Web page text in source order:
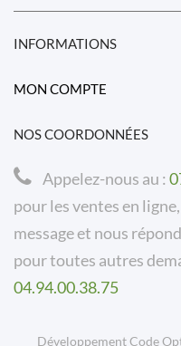
INFORMATIONS
MON COMPTE
NOS COORDONNÉES
Appelez-nous au :
pour les ventes en
message et nous
pour toutes autres
04.94.00.38.75
Développement Code